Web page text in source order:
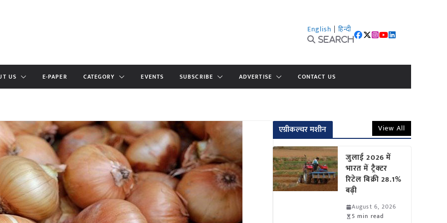
English | हिन्दी
Search
US E-PAPER CATEGORY EVENTS SUBSCRIBE ADVERTISE CONTACT US
एग्रीकल्चर मशीन View All
जुलाई 2026 में
भारत में ट्रैक्टर
रिटेल बिक्री 28.1%
बढ़ी
August 6, 2026
5 min read